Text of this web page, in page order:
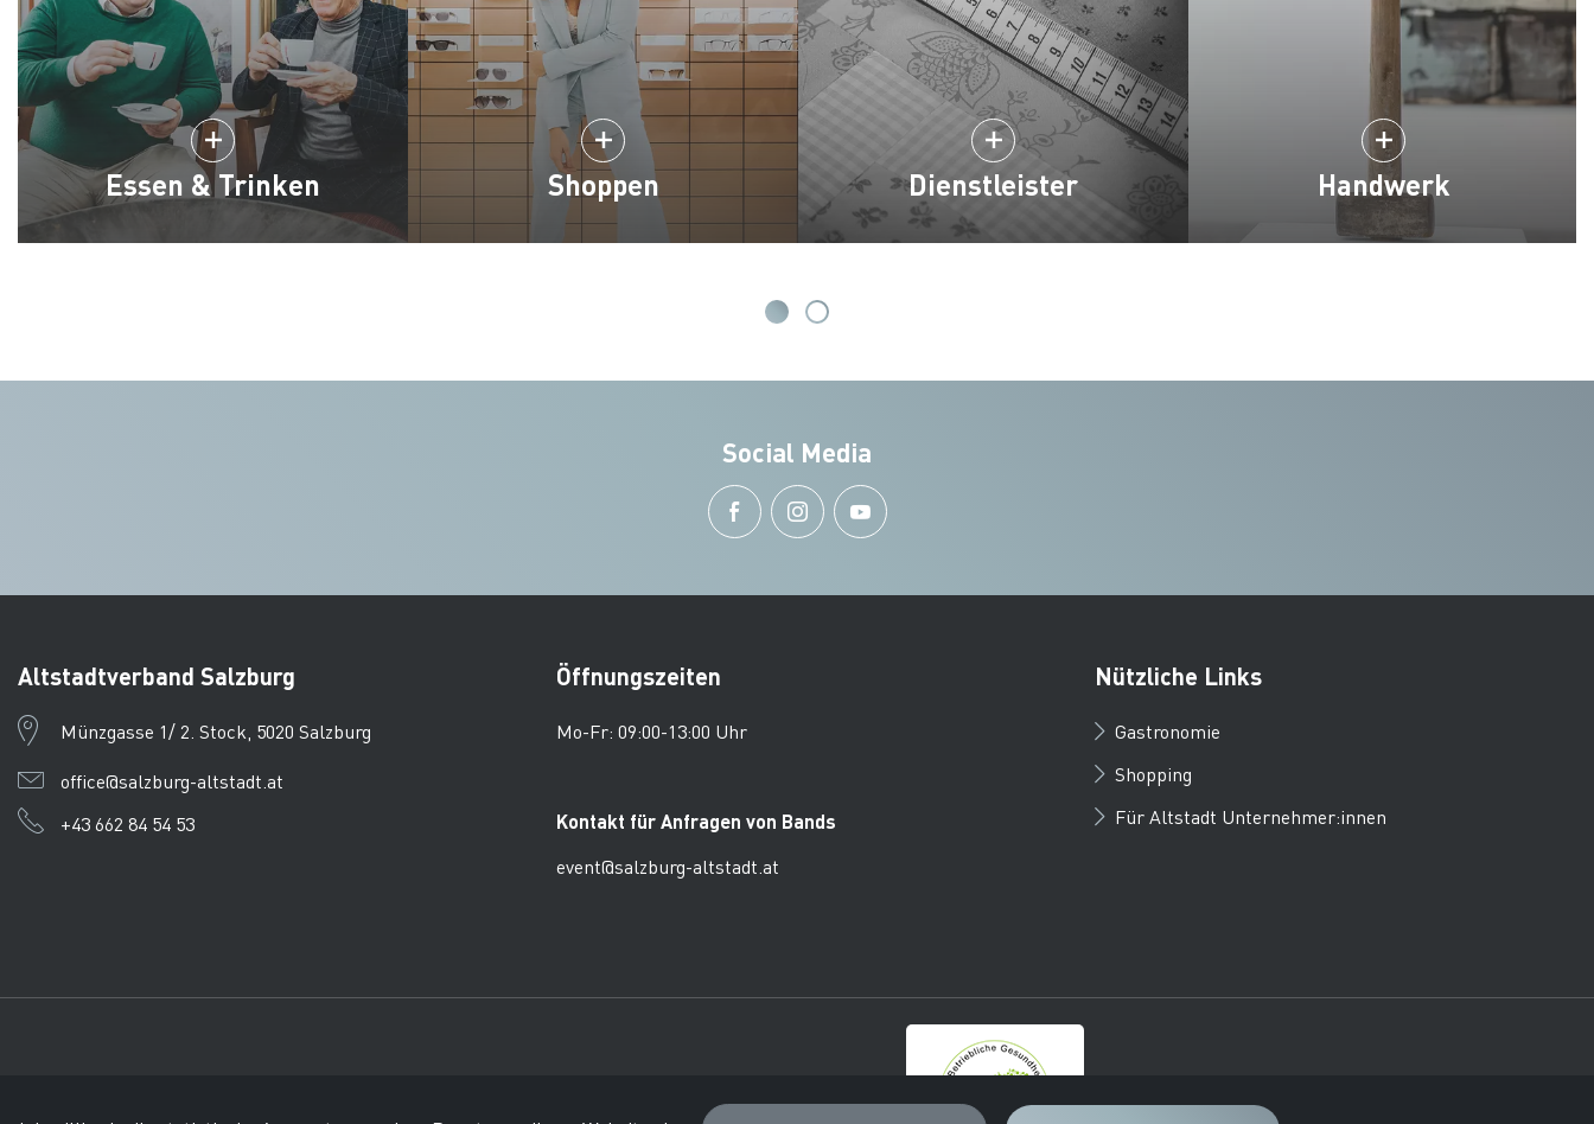
Essen & Trinken Shoppen Dienstleister Handwerk
Social Media
Altstadtverband Salzburg
Münzgasse 1/ 2. Stock, 5020 Salzburg
office@salzburg-altstadt.at
+43 662 84 54 53
Öffnungszeiten
Mo-Fr: 09:00-13:00 Uhr
Kontakt für Anfragen von Bands
event@salzburg-altstadt.at
Nützliche Links
Gastronomie
Shopping
Für Altstadt Unternehmer:innen